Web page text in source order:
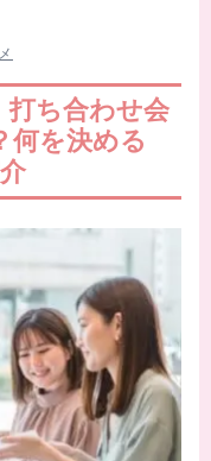
ち合わせ会
何を決める